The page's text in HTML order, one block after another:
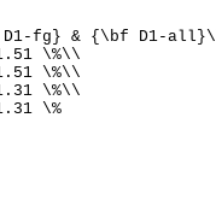
fg} & {\bf D1-
\%\\
\%\\
\%\\
\%